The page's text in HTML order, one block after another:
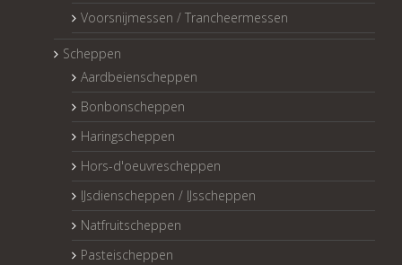
Voorsnijmessen / Trancheermessen
Scheppen
Aardbeienscheppen
Bonbonscheppen
Haringscheppen
Hors-d'oeuvrescheppen
IJsdienscheppen / IJsscheppen
Natfruitscheppen
Pasteischeppen